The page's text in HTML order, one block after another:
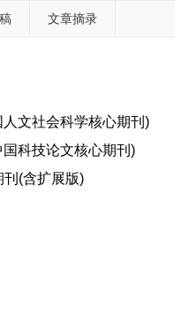
文章摘录
文社会科学核心期刊)
科技论文核心期刊)
(含扩展版)